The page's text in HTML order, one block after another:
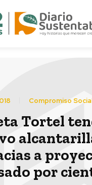
Compromiso
Tortel
a
por